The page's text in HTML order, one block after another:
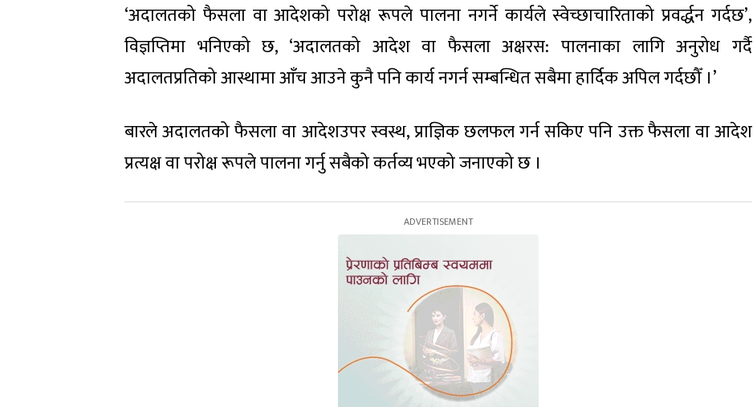
‘अदालतको फैसला वा आदेशको परोक्ष रूपले पालना नगर्ने कार्यले स्वेच्छाचारिताको प्रवर्द्धन गर्दछ’,
विज्ञप्तिमा भनिएको छ, ‘अदालतको आदेश वा फैसला अक्षरस: पालनाका लागि अनुरोध गर्दै
अदालतप्रतिको आस्थामा आँच आउने कुनै पनि कार्य नगर्न सम्बन्धित सबैमा हार्दिक अपिल गर्दछौँ ।’
बारले अदालतको फैसला वा आदेशउपर स्वस्थ, प्राज्ञिक छलफल गर्न सकिए पनि उक्त फैसला वा आदेश
प्रत्यक्ष वा परोक्ष रूपले पालना गर्नु सबैको कर्तव्य भएको जनाएको छ ।